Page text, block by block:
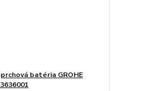
batéria GROHE